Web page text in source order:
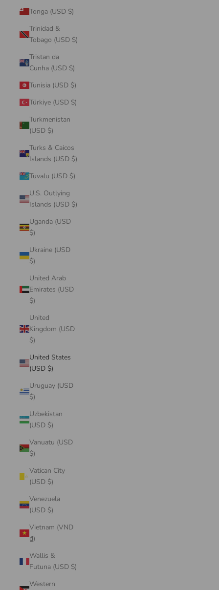
Tonga (USD $)
Trinidad &
Tobago (USD $)
Tristan da
Cunha (USD $)
Tunisia (USD $)
Türkiye (USD $)
Turkmenistan
(USD $)
Turks & Caicos
Islands (USD $)
Tuvalu (USD $)
U.S. Outlying
Islands (USD $)
Uganda (USD
$)
Ukraine (USD
$)
United Arab
Emirates (USD
$)
United
Kingdom (USD
$)
United States
(USD $)
Uruguay (USD
$)
Uzbekistan
(USD $)
Vanuatu (USD
$)
Vatican City
(USD $)
Venezuela
(USD $)
Vietnam (VND
₫)
Wallis &
Futuna (USD $)
Western